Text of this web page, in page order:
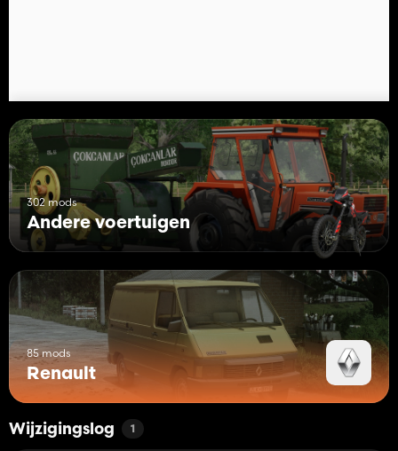
302 mods
Andere voertuigen
85 mods
Renault
Wijzigingslog 1